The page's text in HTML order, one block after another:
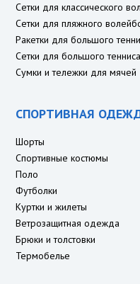
Сетки для классического
Сетки для пляжного
Ракетки для большого
Сетки для большого тенниса
Сумки и тележки для мячей
СПОРТИВНАЯ
Шорты
Спортивные костюмы
Поло
Футболки
Куртки и жилеты
Ветрозащитная одежда
Брюки и толстовки
Термобелье